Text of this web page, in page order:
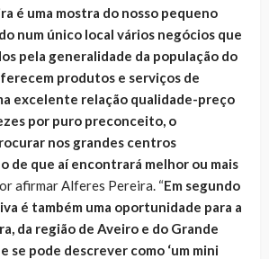
é uma mostra do nosso pequeno
num único local vários negócios que
pela generalidade da população do
produtos e serviços de
excelente relação qualidade-preço
por puro preconceito, o
nos grandes centros
de que aí encontrará melhor ou mais
afirmar Alferes Pereira. “Em segundo
é também uma oportunidade para a
da região de Aveiro e do Grande
se pode descrever como ‘um mini